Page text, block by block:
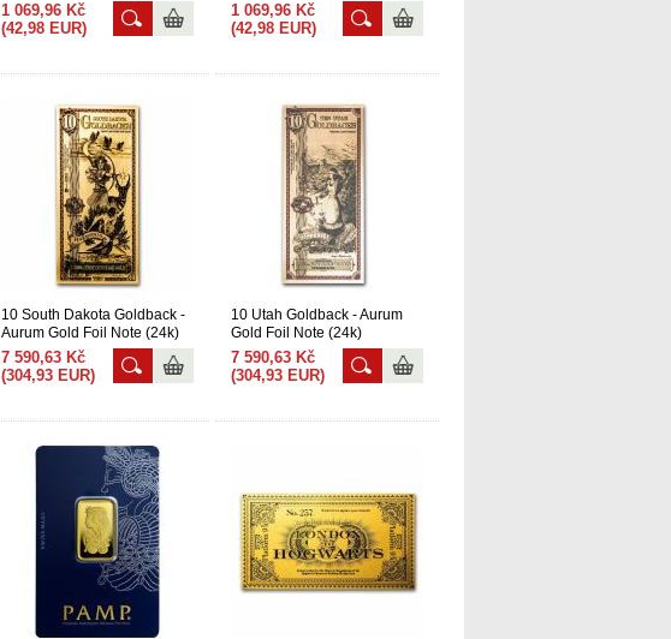
1 069,96 Kč
(42,98 EUR)
1 069,96 Kč
(42,98 EUR)
10 South Dakota Goldback -
Aurum Gold Foil Note (24k)
7 590,63 Kč
(304,93 EUR)
10 Utah Goldback - Aurum
Gold Foil Note (24k)
7 590,63 Kč
(304,93 EUR)